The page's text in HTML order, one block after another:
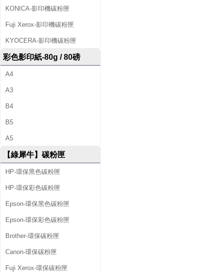
KONICA-影印機碳粉匣
Fuji Xerox-影印機碳粉匣
KYOCERA-影印機碳粉匣
彩色影印紙-80g / 80磅
A4
A3
B4
B5
A5
【綠犀牛】碳粉匣
HP-環保黑色碳粉匣
HP-環保彩色碳粉匣
Epson-環保黑色碳粉匣
Epson-環保彩色碳粉匣
Brother-環保碳粉匣
Canon-環保碳粉匣
Fuji Xerox-環保碳粉匣